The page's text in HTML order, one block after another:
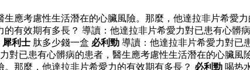
應考慮性生活潛在的心臟風險。那麼，他達拉非片希愛
有效期有多長？ 導讀：他達拉非片希愛力對已患有心
犀利士 肽多少錢一盒 必利勁 導讀：他達拉非片希愛力對已
對已患有心髒病的患者，醫生應考慮性生活潛在的心臟
那麼，他達拉非片希愛力的有效期有多長？ 必利勁 喝热